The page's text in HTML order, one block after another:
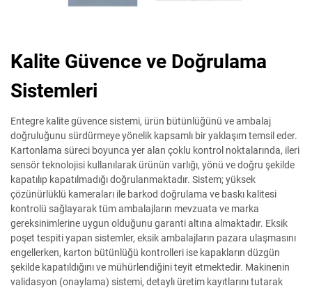
Kalite Güvence ve Doğrulama
Sistemleri
Entegre kalite güvence sistemi, ürün bütünlüğünü ve ambalaj
doğruluğunu sürdürmeye yönelik kapsamlı bir yaklaşım temsil eder.
Kartonlama süreci boyunca yer alan çoklu kontrol noktalarında, ileri
sensör teknolojisi kullanılarak ürünün varlığı, yönü ve doğru şekilde
kapatılıp kapatılmadığı doğrulanmaktadır. Sistem; yüksek
çözünürlüklü kameraları ile barkod doğrulama ve baskı kalitesi
kontrolü sağlayarak tüm ambalajların mevzuata ve marka
gereksinimlerine uygun olduğunu garanti altına almaktadır. Eksik
poşet tespiti yapan sistemler, eksik ambalajların pazara ulaşmasını
engellerken, karton bütünlüğü kontrolleri ise kapakların düzgün
şekilde kapatıldığını ve mühürlendiğini teyit etmektedir. Makinenin
validasyon (onaylama) sistemi, detaylı üretim kayıtlarını tutarak